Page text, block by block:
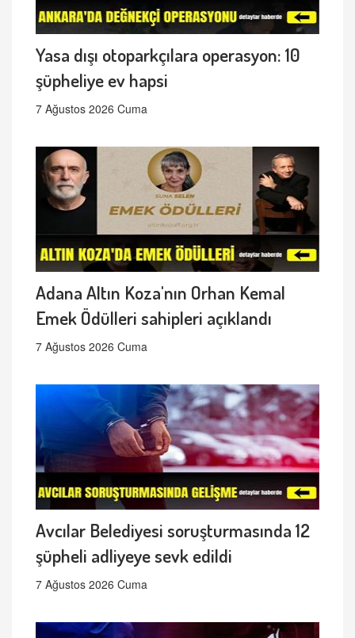
Yasa dışı otoparkçılara operasyon: 10
şüpheliye ev hapsi
7 Ağustos 2026 Cuma
Adana Altın Koza'nın Orhan Kemal
Emek Ödülleri sahipleri açıklandı
7 Ağustos 2026 Cuma
Avcılar Belediyesi soruşturmasında 12
şüpheli adliyeye sevk edildi
7 Ağustos 2026 Cuma